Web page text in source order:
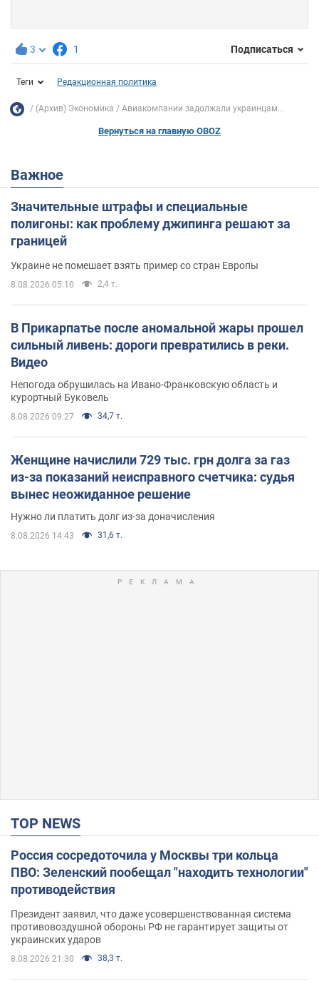
3 1 Подписаться
Теги Редакционная политика
(Архив) Экономика Авиакомпании задолжали украинцам...
Вернуться на главную OBOZ
Важное
Значительные штрафы и специальные
полигоны: как проблему джипинга решают за
границей
Украине не помешает взять пример со стран Европы
8.08.2026 05:10 2,4 т.
В Прикарпатье после аномальной жары прошел
сильный ливень: дороги превратились в реки.
Видео
Непогода обрушилась на Ивано-Франковскую область и
курортный Буковель
8.08.2026 09:27 34,7 т.
Женщине начислили 729 тыс. грн долга за газ
из-за показаний неисправного счетчика: судья
вынес неожиданное решение
Нужно ли платить долг из-за доначисления
8.08.2026 14:43 31,6 т.
TOP NEWS
Россия сосредоточила у Москвы три кольца
ПВО: Зеленский пообещал "находить технологии"
противодействия
Президент заявил, что даже усовершенствованная система
противовоздушной обороны РФ не гарантирует защиты от
украинских ударов
8.08.2026 21:30 38,3 т.